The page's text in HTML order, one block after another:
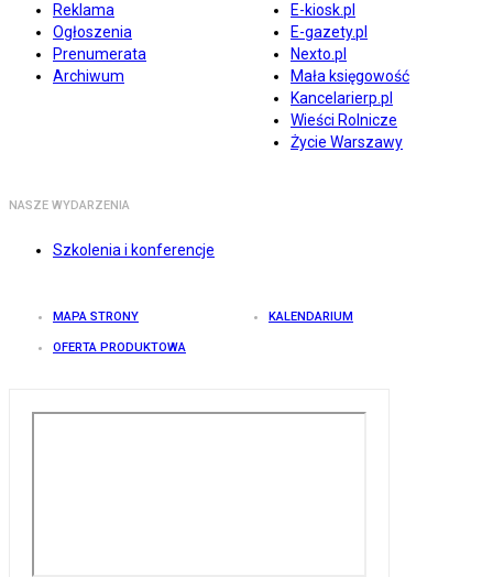
Reklama
Ogłoszenia
Prenumerata
Archiwum
E-kiosk.pl
E-gazety.pl
Nexto.pl
Mała księgowość
Kancelarierp.pl
Wieści Rolnicze
Życie Warszawy
NASZE WYDARZENIA
Szkolenia i konferencje
MAPA STRONY KALENDARIUM
OFERTA PRODUKTOWA